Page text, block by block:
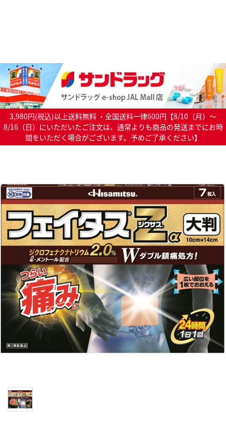
3,980円(税込)以上送料無料 ・全国送料一律600円【8/10（月）～
8/16（日）にいただいたご注文は、通常よりも商品の発送までにお時
間をいただく場合がございます。予めご了承ください】